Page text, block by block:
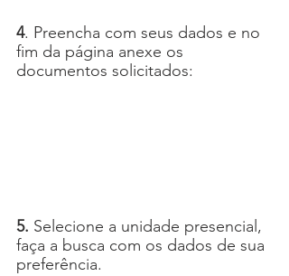
4. Preencha com seus dados e no
fim da página anexe os
documentos solicitados:
5. Selecione a unidade presencial,
faça a busca com os dados de sua
preferência.